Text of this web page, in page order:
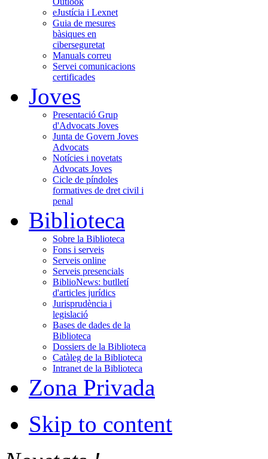
eJustícia i Lexnet
Guia de mesures
bàsiques en
ciberseguretat
Manuals correu
Servei comunicacions
certificades
Joves
Presentació Grup
d'Advocats Joves
Junta de Govern Joves
Advocats
Notícies i novetats
Advocats Joves
Cicle de píndoles
formatives de dret civil i
penal
Biblioteca
Sobre la Biblioteca
Fons i serveis
Serveis online
Serveis presencials
BiblioNews: butlletí
d'articles jurídics
Jurisprudència i
legislació
Bases de dades de la
Biblioteca
Dossiers de la Biblioteca
Catàleg de la Biblioteca
Intranet de la Biblioteca
Zona Privada
Skip to content